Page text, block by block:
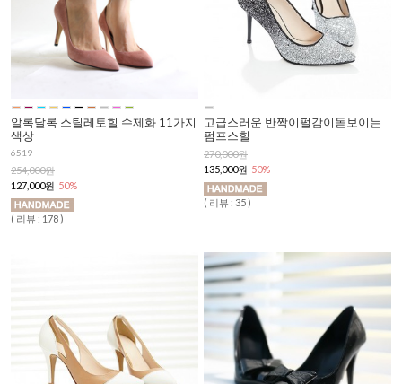
알록달록 스틸레토힐 수제화 11가지
색상
6519
254,000원
127,000원 50%
( 리뷰 : 178 )
고급스러운 반짝이펄감이돋보이는
펌프스힐
270,000원
135,000원 50%
( 리뷰 : 35 )